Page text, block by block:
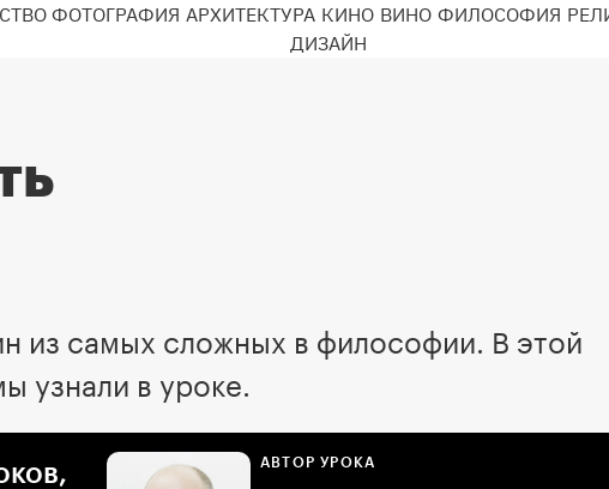
ФОТОГРАФИЯ АРХИТЕКТУРА КИНО ВИНО ФИЛОСОФИЯ
ДИЗАЙН
из самых сложных в философии. В этой
узнали в уроке.
АВТОР УРОКА